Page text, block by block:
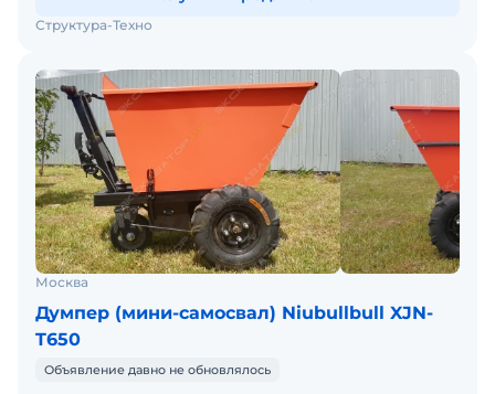
Структура-Техно
Москва
Думпер (мини-самосвал) Niubullbull XJN-
T650
Объявление давно не обновлялось